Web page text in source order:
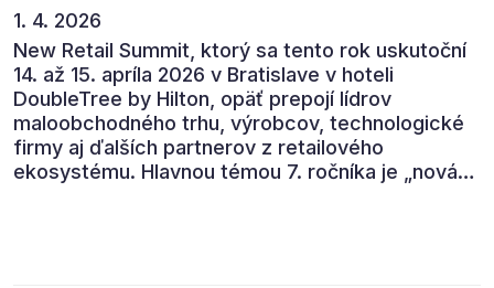
1. 4. 2026
New Retail Summit, ktorý sa tento rok uskutoční
14. až 15. apríla 2026 v Bratislave v hoteli
DoubleTree by Hilton, opäť prepojí lídrov
maloobchodného trhu, výrobcov, technologické
firmy aj ďalších partnerov z retailového
ekosystému. Hlavnou témou 7. ročníka je „nová